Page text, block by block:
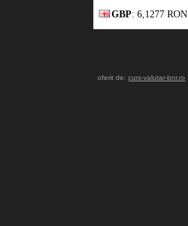
GBP: 6,1277 RON
oferit de:curs-valutar-bnr.ro